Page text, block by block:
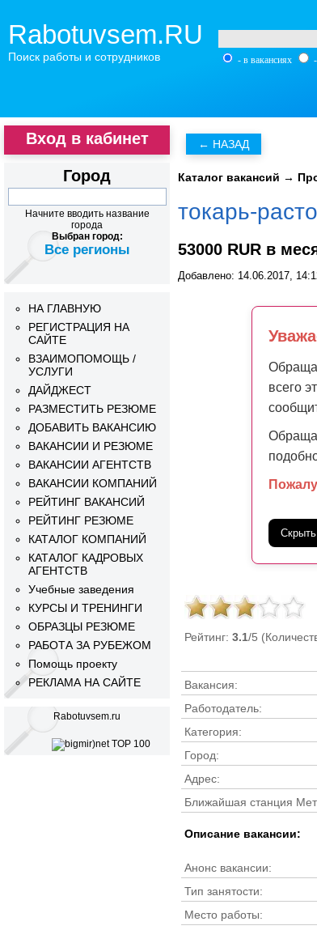
Rabotuvsem.RU
Поиск работы и сотрудников - в вакансиях
Каталог вакансий →
токарь-
53000 RUR в
Добавлено: 14.06.2017,
всего
Скрыть
Рейтинг: 3.1/5
Вакансия:
Работодатель:
Категория:
Город:
Адрес:
Ближайшая станция
Описание вакансии:
Анонс вакансии:
Тип занятости:
Место работы:
Вход в кабинет
Город
Начните вводить название
города
Выбран город:
Все регионы
НА ГЛАВНУЮ
РЕГИСТРАЦИЯ НА
САЙТЕ
ВЗАИМОПОМОЩЬ /
УСЛУГИ
ДАЙДЖЕСТ
РАЗМЕСТИТЬ РЕЗЮМЕ
ДОБАВИТЬ ВАКАНСИЮ
ВАКАНСИИ И РЕЗЮМЕ
ВАКАНСИИ АГЕНТСТВ
ВАКАНСИИ КОМПАНИЙ
РЕЙТИНГ ВАКАНСИЙ
РЕЙТИНГ РЕЗЮМЕ
КАТАЛОГ КОМПАНИЙ
КАТАЛОГ КАДРОВЫХ
АГЕНТСТВ
Учебные заведения
КУРСЫ И ТРЕНИНГИ
ОБРАЗЦЫ РЕЗЮМЕ
РАБОТА ЗА РУБЕЖОМ
Помощь проекту
РЕКЛАМА НА САЙТЕ
Rabotuvsem.ru